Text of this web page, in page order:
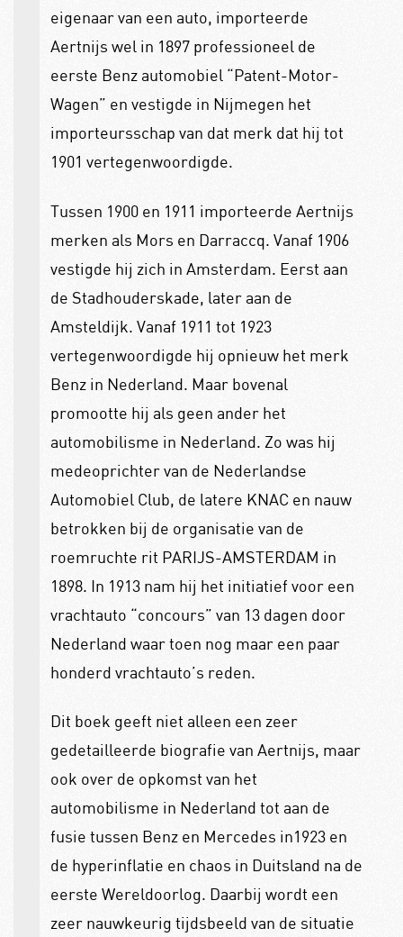
eigenaar van een auto, importeerde
Aertnijs wel in 1897 professioneel de
eerste Benz automobiel “Patent-Motor-
Wagen” en vestigde in Nijmegen het
importeursschap van dat merk dat hij tot
1901 vertegenwoordigde.
Tussen 1900 en 1911 importeerde Aertnijs
merken als Mors en Darraccq. Vanaf 1906
vestigde hij zich in Amsterdam. Eerst aan
de Stadhouderskade, later aan de
Amsteldijk. Vanaf 1911 tot 1923
vertegenwoordigde hij opnieuw het merk
Benz in Nederland. Maar bovenal
promootte hij als geen ander het
automobilisme in Nederland. Zo was hij
medeoprichter van de Nederlandse
Automobiel Club, de latere KNAC en nauw
betrokken bij de organisatie van de
roemruchte rit PARIJS-AMSTERDAM in
1898. In 1913 nam hij het initiatief voor een
vrachtauto “concours” van 13 dagen door
Nederland waar toen nog maar een paar
honderd vrachtauto’s reden.
Dit boek geeft niet alleen een zeer
gedetailleerde biografie van Aertnijs, maar
ook over de opkomst van het
automobilisme in Nederland tot aan de
fusie tussen Benz en Mercedes in1923 en
de hyperinflatie en chaos in Duitsland na de
eerste Wereldoorlog. Daarbij wordt een
zeer nauwkeurig tijdsbeeld van de situatie